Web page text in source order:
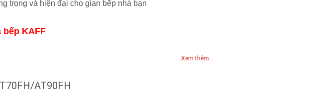
trọng và hiện đại cho gian bếp nhà bạn
bếp KAFF
Xem thêm...
AT90FH